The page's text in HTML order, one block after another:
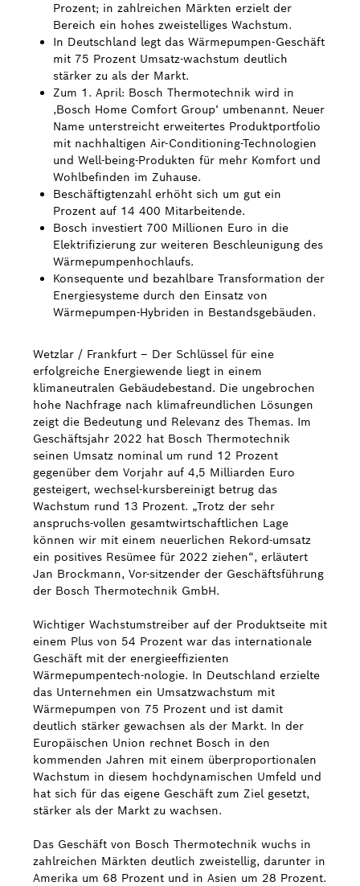
Bosch in Österreich
Karriere bei Bosch in Österreich
Bosch Weltweit
Kontakt
Prozent; in zahlreichen Märkten erzielt der
Bereich ein hohes zweistelliges Wachstum.
In Deutschland legt das Wärmepumpen-Geschäft
mit 75 Prozent Umsatz-wachstum deutlich
stärker zu als der Markt.
Zum 1. April: Bosch Thermotechnik wird in
‚Bosch Home Comfort Group‘ umbenannt. Neuer
Name unterstreicht erweitertes Produktportfolio
mit nachhaltigen Air-Conditioning-Technologien
und Well-being-Produkten für mehr Komfort und
Wohlbefinden im Zuhause.
Beschäftigtenzahl erhöht sich um gut ein
Prozent auf 14 400 Mitarbeitende.
Bosch investiert 700 Millionen Euro in die
Elektrifizierung zur weiteren Beschleunigung des
Wärmepumpenhochlaufs.
Konsequente und bezahlbare Transformation der
Energiesysteme durch den Einsatz von
Wärmepumpen-Hybriden in Bestandsgebäuden.
Wetzlar / Frankfurt – Der Schlüssel für eine
erfolgreiche Energiewende liegt in einem
klimaneutralen Gebäudebestand. Die ungebrochen
hohe Nachfrage nach klimafreundlichen Lösungen
zeigt die Bedeutung und Relevanz des Themas. Im
Geschäftsjahr 2022 hat Bosch Thermotechnik
seinen Umsatz nominal um rund 12 Prozent
gegenüber dem Vorjahr auf 4,5 Milliarden Euro
gesteigert, wechsel-kursbereinigt betrug das
Wachstum rund 13 Prozent. „Trotz der sehr
anspruchs-vollen gesamtwirtschaftlichen Lage
können wir mit einem neuerlichen Rekord-umsatz
ein positives Resümee für 2022 ziehen“, erläutert
Jan Brockmann, Vor-sitzender der Geschäftsführung
der Bosch Thermotechnik GmbH.
Wichtiger Wachstumstreiber auf der Produktseite mit
einem Plus von 54 Prozent war das internationale
Geschäft mit der energieeffizienten
Wärmepumpentech-nologie. In Deutschland erzielte
das Unternehmen ein Umsatzwachstum mit
Wärmepumpen von 75 Prozent und ist damit
deutlich stärker gewachsen als der Markt. In der
Europäischen Union rechnet Bosch in den
kommenden Jahren mit einem überproportionalen
Wachstum in diesem hochdynamischen Umfeld und
hat sich für das eigene Geschäft zum Ziel gesetzt,
stärker als der Markt zu wachsen.
Das Geschäft von Bosch Thermotechnik wuchs in
zahlreichen Märkten deutlich zweistellig, darunter in
Amerika um 68 Prozent und in Asien um 28 Prozent.